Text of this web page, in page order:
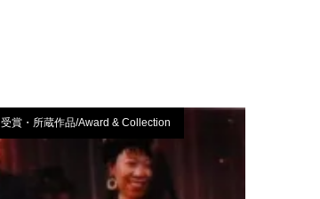
受賞・所蔵作品/Award & Collection